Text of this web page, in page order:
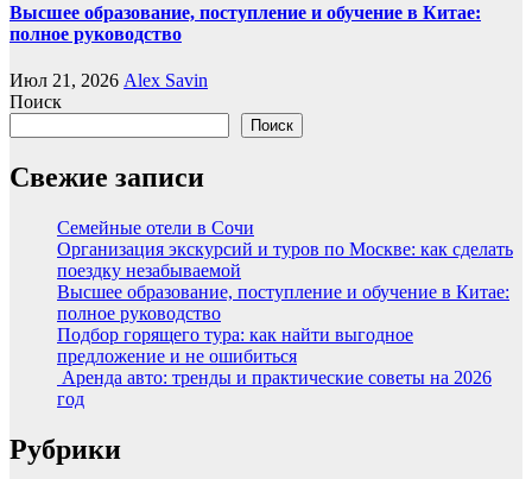
Высшее образование, поступление и обучение в Китае:
полное руководство
Июл 21, 2026 Alex Savin
Поиск
Поиск
Свежие записи
Семейные отели в Сочи
Организация экскурсий и туров по Москве: как сделать
поездку незабываемой
Высшее образование, поступление и обучение в Китае:
полное руководство
Подбор горящего тура: как найти выгодное
предложение и не ошибиться
Аренда авто: тренды и практические советы на 2026
год
Рубрики